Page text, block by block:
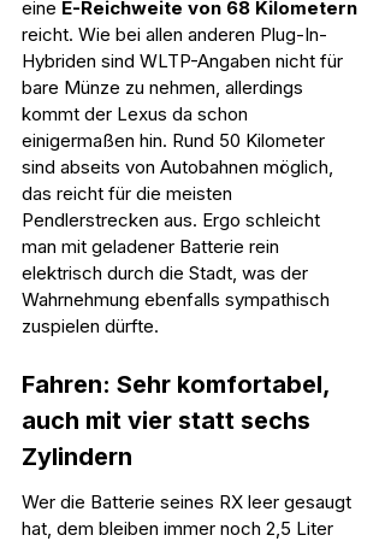
eine E-Reichweite von 68 Kilometern
reicht. Wie bei allen anderen Plug-In-
Hybriden sind WLTP-Angaben nicht für
bare Münze zu nehmen, allerdings
kommt der Lexus da schon
einigermaßen hin. Rund 50 Kilometer
sind abseits von Autobahnen möglich,
das reicht für die meisten
Pendlerstrecken aus. Ergo schleicht
man mit geladener Batterie rein
elektrisch durch die Stadt, was der
Wahrnehmung ebenfalls sympathisch
zuspielen dürfte.
Fahren: Sehr komfortabel,
auch mit vier statt sechs
Zylindern
Wer die Batterie seines RX leer gesaugt
hat, dem bleiben immer noch 2,5 Liter